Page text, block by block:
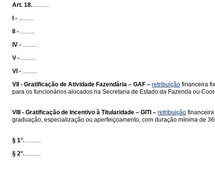
Art. 18. ..........
I - ..........
II - ..........
IV - ..........
V - ..........
VI - ..........
VII - Gratificação de Atividade Fazendária – GAF – retribuição financeira
para os funcionários alocados na Secretaria de Estado da Fazenda ou
VIII - Gratificação de Incentivo à Titularidade – GITI – retribuição
graduação, especialização ou aperfeiçoamento, com duração mínima de
§ 1°. ..........
§ 2°. ..........